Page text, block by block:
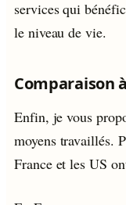
services qui
le niveau de vie.
Comparaison
Enfin, je vous
moyens travaillés.
France et les US